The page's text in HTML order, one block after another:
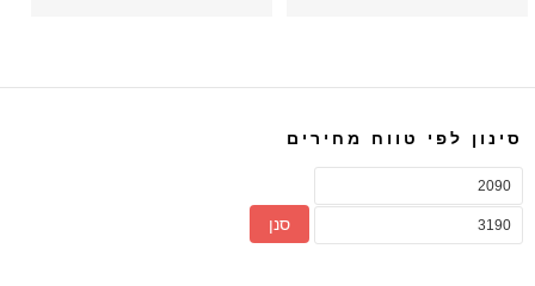
סינון לפי טווח מחירים
סנן